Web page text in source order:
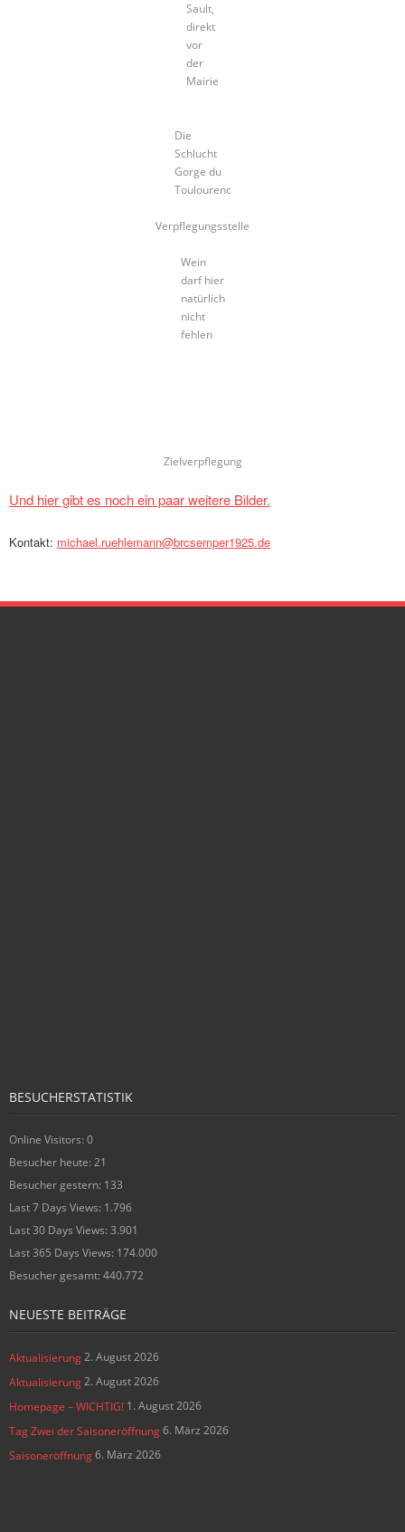
Sault,
direkt
vor
der
Mairie
Die
Schlucht
Gorge du
Toulourenc
Verpflegungsstelle
Wein
darf hier
natürlich
nicht
fehlen
Zielverpflegung
Und hier gibt es noch ein paar weitere Bilder.
Kontakt: michael.ruehlemann@brcsemper1925.de
BESUCHERSTATISTIK
Online Visitors: 0
Besucher heute: 21
Besucher gestern: 133
Last 7 Days Views: 1.796
Last 30 Days Views: 3.901
Last 365 Days Views: 174.000
Besucher gesamt: 440.772
NEUESTE BEITRÄGE
Aktualisierung2. August 2026
Aktualisierung2. August 2026
Homepage – WICHTIG! 1. August 2026
Tag Zwei der Saisoneröffnung6. März 2026
Saisoneröffnung6. März 2026